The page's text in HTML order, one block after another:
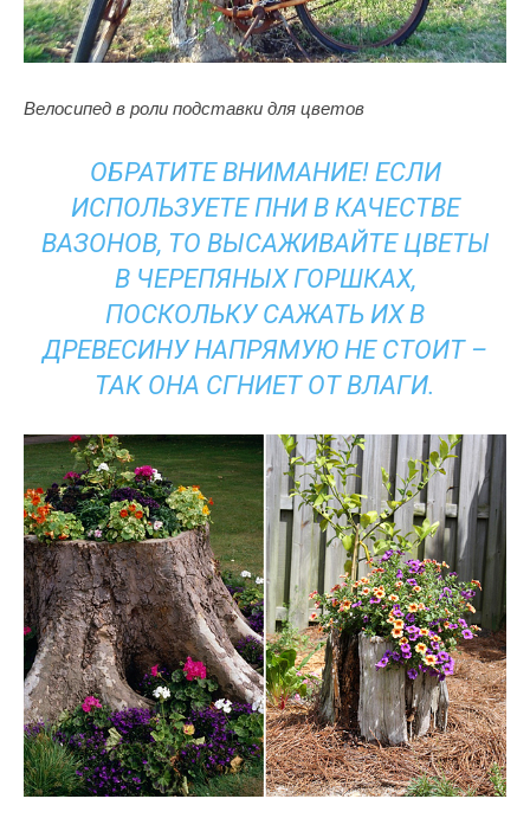
Велосипед в роли подставки для цветов
ОБРАТИТЕ ВНИМАНИЕ! ЕСЛИ
ИСПОЛЬЗУЕТЕ ПНИ В КАЧЕСТВЕ
ВАЗОНОВ, ТО ВЫСАЖИВАЙТЕ ЦВЕТЫ
В ЧЕРЕПЯНЫХ ГОРШКАХ,
ПОСКОЛЬКУ САЖАТЬ ИХ В
ДРЕВЕСИНУ НАПРЯМУЮ НЕ СТОИТ –
ТАК ОНА СГНИЕТ ОТ ВЛАГИ.